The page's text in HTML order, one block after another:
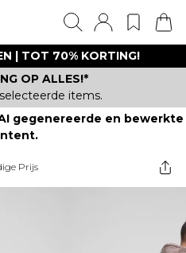
| TOT 70% KORTING!
OP ALLES!*
items.
gegenereerde en bewerkte
Prijs